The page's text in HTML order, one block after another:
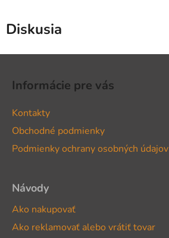
Diskusia
Informácie pre vás
Kontakty
Obchodné podmienky
Podmienky ochrany osobných údajov
Návody
Ako nakupovať
Ako reklamovať alebo vrátiť tovar